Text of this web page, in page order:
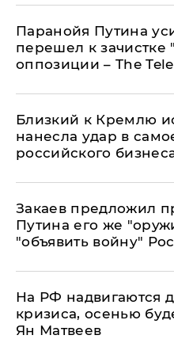
Паранойя Путина
перешел к зачистке
оппозиции – The
Близкий к Кремлю
нанесла удар в
российского
Закаев предложил
Путина его же
"объявить войну"
На РФ надвигаются
кризиса, осенью
Ян Матвеев